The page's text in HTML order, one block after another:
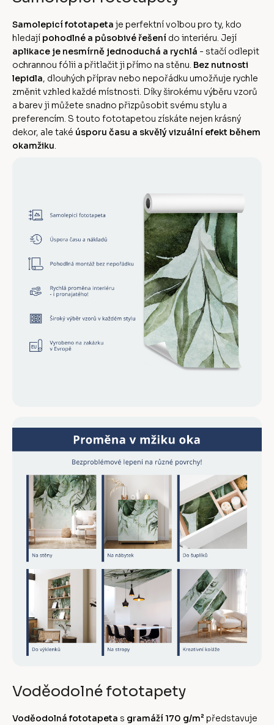
Samolepicí fototapeta je perfektní volbou pro ty, kdo
hledají pohodlné a působivé řešení do interiéru. Její
aplikace je nesmírně jednoduchá a rychlá - stačí odlepit
ochrannou fólii a přitlačit ji přímo na stěnu. Bez nutnosti
lepidla, dlouhých příprav nebo nepořádku umožňuje rychle
změnit vzhled každé místnosti. Díky širokému výběru vzorů
a barev ji můžete snadno přizpůsobit svému stylu a
preferencím. S touto fototapetou získáte nejen krásný
dekor, ale také úsporu času a skvělý vizuální efekt během
okamžiku.
Voděodolné fototapety
Voděodolná fototapeta s gramáží 170 g/m² představuje